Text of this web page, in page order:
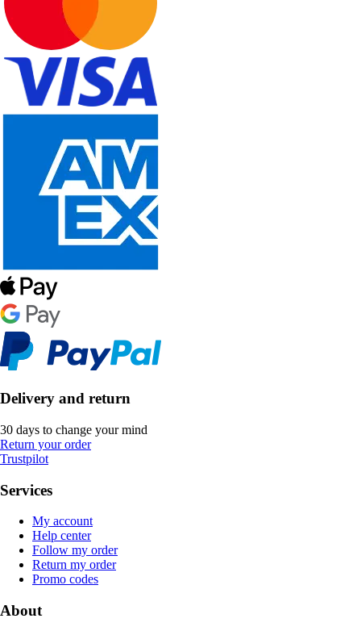
Delivery and return
30 days to change your mind
Return your order
Trustpilot
Services
My account
Help center
Follow my order
Return my order
Promo codes
About